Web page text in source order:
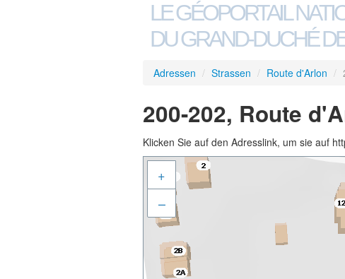
LE GÉOPORTAIL
DU GRAND-DUCHÉ
Adressen / Strassen / Route d'Arlon /
200-202, Route
Klicken Sie auf den Adresslink, um sie auf
+
–